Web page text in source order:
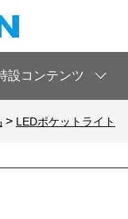
設コンテンツ
> LEDポケットライト